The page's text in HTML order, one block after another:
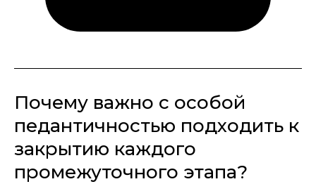
Почему важно с особой
педантичностью подходить к
закрытию каждого
промежуточного этапа?